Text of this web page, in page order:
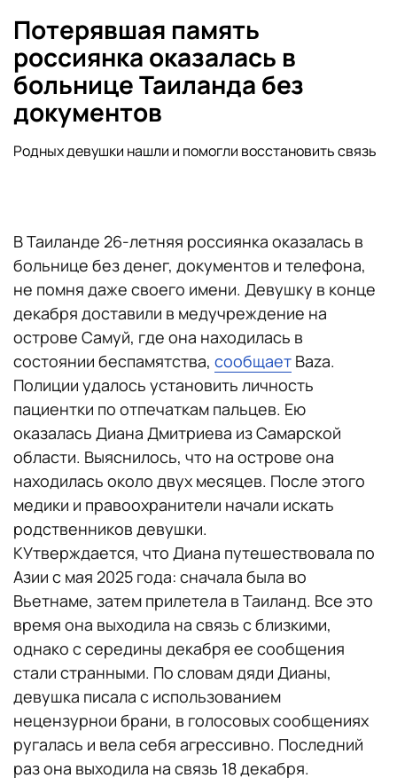
Потерявшая память
россиянка оказалась в
больнице Таиланда без
документов
Родных девушки нашли и помогли восстановить связь
В Таиланде 26-летняя россиянка оказалась в
больнице без денег, документов и телефона,
не помня даже своего имени. Девушку в конце
декабря доставили в медучреждение на
острове Самуй, где она находилась в
состоянии беспамятства, сообщает Baza.
Полиции удалось установить личность
пациентки по отпечаткам пальцев. Ею
оказалась Диана Дмитриева из Самарской
области. Выяснилось, что на острове она
находилась около двух месяцев. После этого
медики и правоохранители начали искать
родственников девушки.
КУтверждается, что Диана путешествовала по
Азии с мая 2025 года: сначала была во
Вьетнаме, затем прилетела в Таиланд. Все это
время она выходила на связь с близкими,
однако с середины декабря ее сообщения
стали странными. По словам дяди Дианы,
девушка писала с использованием
нецензурнои брани, в голосовых сообщениях
ругалась и вела себя агрессивно. Последний
раз она выходила на связь 18 декабря.